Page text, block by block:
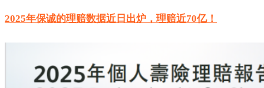
2025年保诚的理赔数据近日出炉，理赔近70亿！